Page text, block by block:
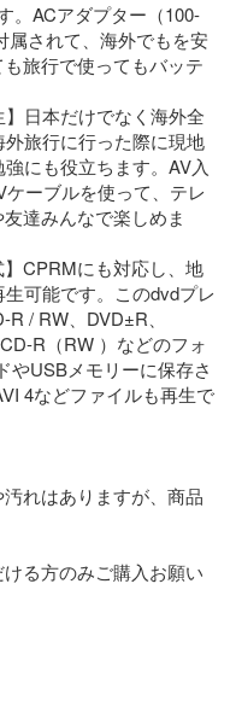
。ACアダプター（100-
属されて、海外でもを安
旅行で使ってもバッテ
】日本だけでなく海外全
旅行に行った際に現地
にも役立ちます。AV入
ーブルを使って、テレ
達みんなで楽しめま
】CPRMにも対応し、地
可能です。このdvdプレ
/ RW、DVD±R、
R（RW ）などのフォ
やUSBメモリーに保存さ
4などファイルも再生で
れはありますが、商品
る方のみご購入お願い